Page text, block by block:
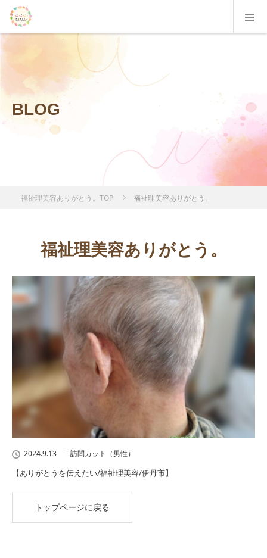
BLOG
福祉理美容ありがとう。TOP 福祉理美容ありがとう。
福祉理美容ありがとう。
2024.9.13 訪問カット（男性）
【ありがとうを伝えたい/福祉理美容/伊丹市】
トップページに戻る